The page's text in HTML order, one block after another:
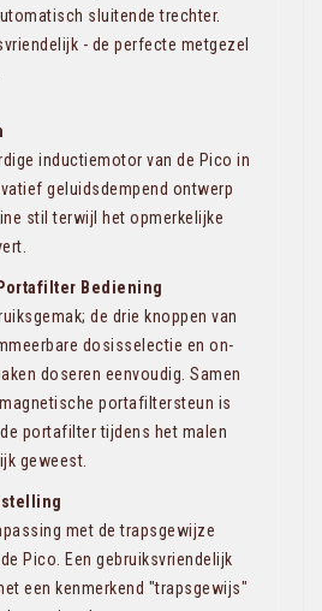
sluitende trechter.
- de perfecte metgezel
inductiemotor van de Pico in
geluidsdempend ontwerp
stil terwijl het opmerkelijke
Bediening
de drie knoppen van
dosisselectie en on-
doseren eenvoudig. Samen
portafiltersteun is
portafilter tijdens het malen
geweest.
met de trapsgewijze
Pico. Een gebruiksvriendelijk
een kenmerkend "trapsgewijs"